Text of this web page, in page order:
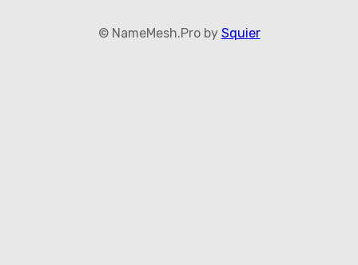
© NameMesh.Pro by Squier